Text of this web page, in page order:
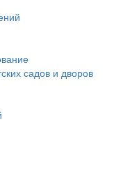
садов и дворов